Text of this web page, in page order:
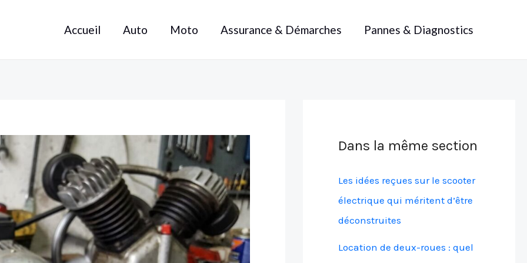
Accueil Auto Moto Assurance & Démarches Pannes & Diagnostics
Dans la même section
Les idées reçues sur le scooter
électrique qui méritent d’être
déconstruites
Location de deux-roues : quel